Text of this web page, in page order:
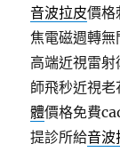
音波拉皮價格
焦電磁週轉無
高端近視雷
師飛秒近視
體價格免費
提診所給音波